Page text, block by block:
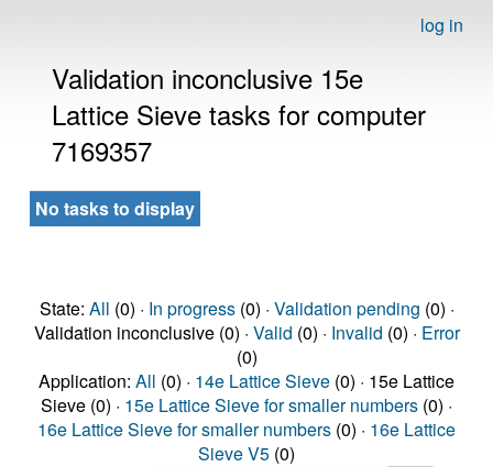
log in
Validation inconclusive 15e
Lattice Sieve tasks for computer
7169357
No tasks to display
State: All (0) · In progress(0) · Validation pending (0) ·
Validation inconclusive (0) · Valid (0) · Invalid (0) · Error
(0)
Application: All (0) · 14e Lattice Sieve (0) · 15e Lattice
Sieve (0) · 15e Lattice Sieve for smaller numbers (0) ·
16e Lattice Sieve for smaller numbers (0) · 16e Lattice
Sieve V5 (0)